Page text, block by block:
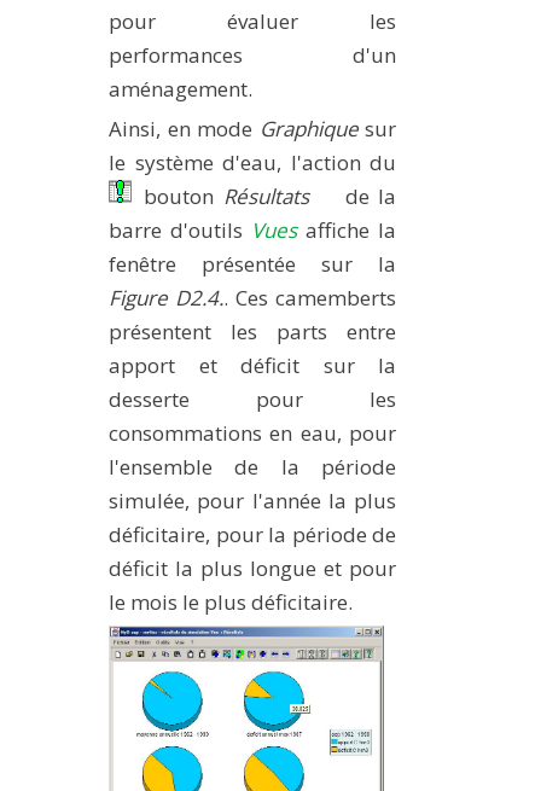
pour évaluer les
performances d'un
aménagement.
Ainsi, en mode Graphiquesur
le système d'eau, l'action du
bouton Résultats
de la
barre d'outils Vuesaffiche la
fenêtre présentée sur la
Figure D2.4.. Ces camemberts
présentent les parts entre
apport et déficit sur la
desserte pour les
consommations en eau, pour
l'ensemble de la période
simulée, pour l'année la plus
déficitaire, pour la période de
déficit la plus longue et pour
le mois le plus déficitaire.